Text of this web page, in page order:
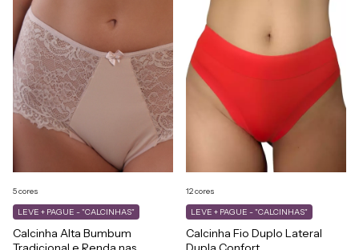
Calcinha Alta Bumbum
LEVE + PAGUE - "CALCINHAS"
5 cores
Calcinha Fio Duplo Lateral
LEVE + PAGUE - "CALCINHAS"
12 cores